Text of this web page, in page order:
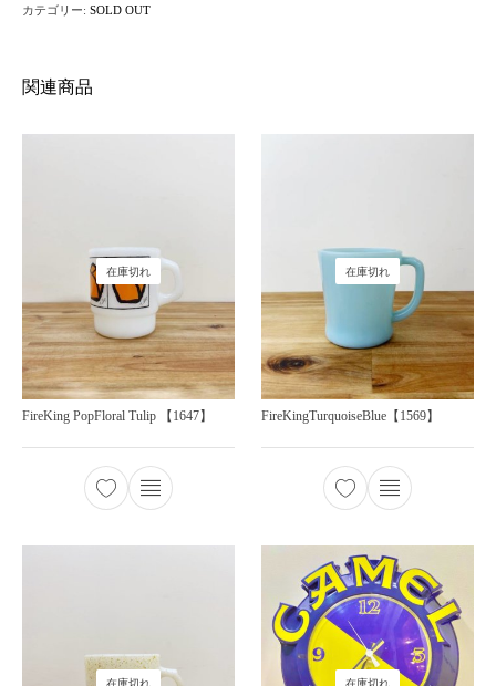
カテゴリー:SOLD OUT
関連商品
在庫切れ
FireKing PopFloral Tulip 【1647】
在庫切れ
FireKingTurquoiseBlue【1569】
在庫切れ 在庫切れ